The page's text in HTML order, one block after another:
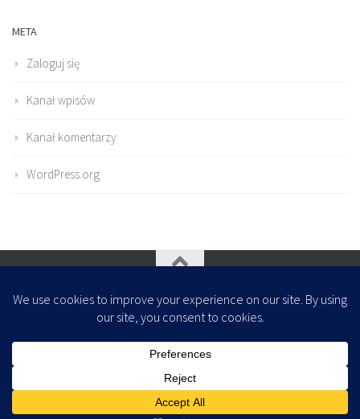
META
Zaloguj się
Kanał wpisów
Kanał komentarzy
WordPress.org
- Zaprojektowany z